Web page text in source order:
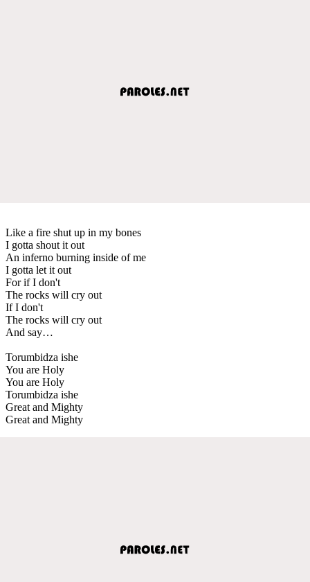
Like a fire shut up in my bones
I gotta shout it out
An inferno burning inside of me
I gotta let it out
For if I don't
The rocks will cry out
If I don't
The rocks will cry out
And say…
Torumbidza ishe
You are Holy
You are Holy
Torumbidza ishe
Great and Mighty
Great and Mighty